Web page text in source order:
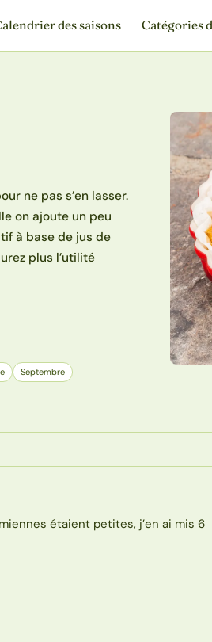
des saisons Catégories
ne pas s’en lasser.
on ajoute un peu
à base de jus de
plus l’utilité
Septembre
étaient petites, j’en ai mis 6